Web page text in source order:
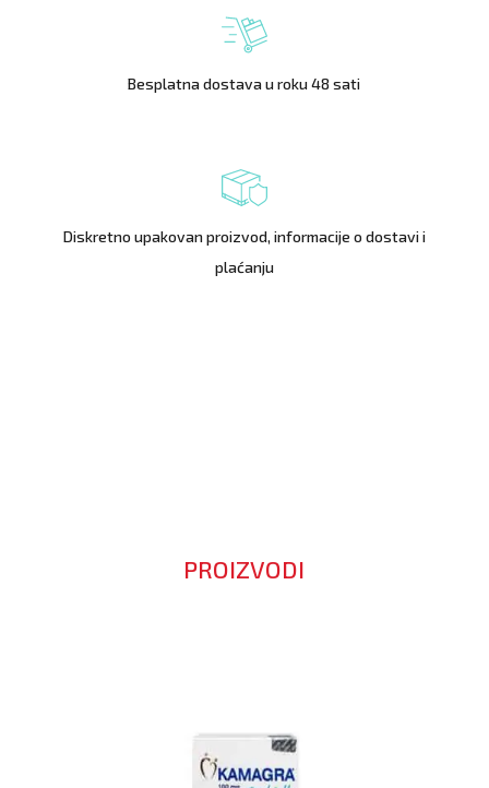
Besplatna dostava u roku 48 sati
Diskretno upakovan proizvod, informacije o dostavi i
plaćanju
PROIZVODI